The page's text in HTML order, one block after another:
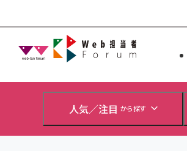
Web担当
人気／注目 から探す